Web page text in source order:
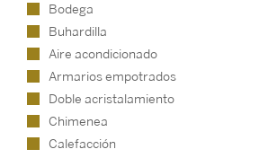
Bodega
Buhardilla
Aire acondicionado
Armarios empotrados
Doble acristalamiento
Chimenea
Calefacción